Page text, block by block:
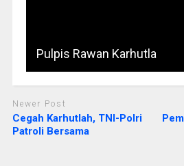
Pulpis Rawan Karhutla
Newer Post
Cegah Karhutlah, TNI-Polri
Patroli Bersama